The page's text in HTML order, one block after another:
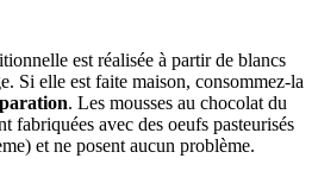
est réalisée à partir de blancs
Si elle est faite maison, consommez-la
. Les mousses au chocolat du
fabriquées avec des oeufs pasteurisés
et ne posent aucun problème.